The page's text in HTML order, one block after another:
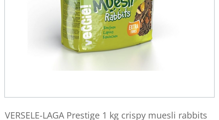
VERSELE-LAGA Prestige 1 kg crispy muesli rabbits